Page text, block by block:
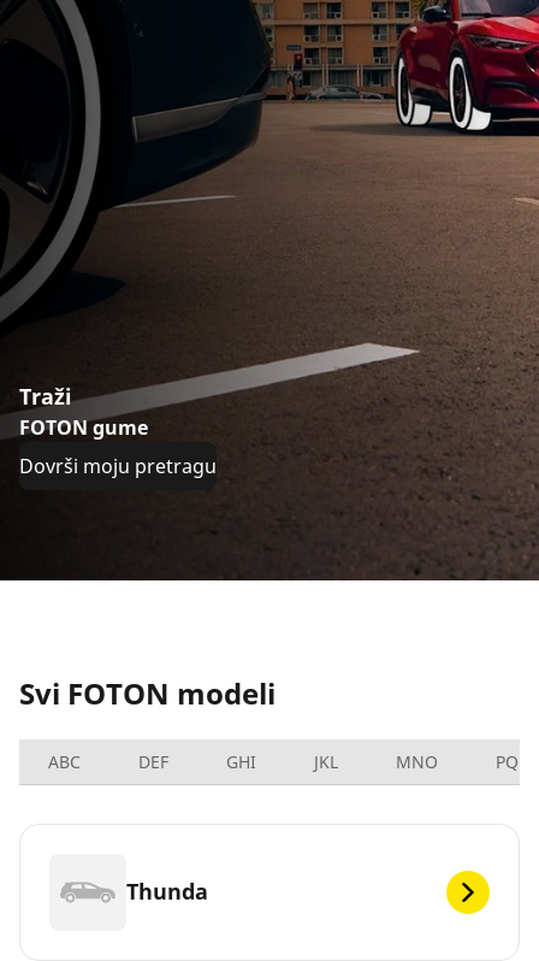
Traži
FOTON gume
Dovrši moju pretragu
Svi FOTON modeli
ABC DEF GHI JKL MNO PQRS
Thunda